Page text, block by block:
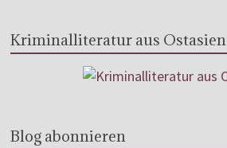
Kriminalliteratur aus Ostasien
Blog abonnieren